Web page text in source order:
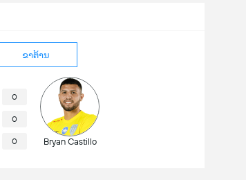
ຂາຕ້ານ
0
0
0 Bryan Castillo